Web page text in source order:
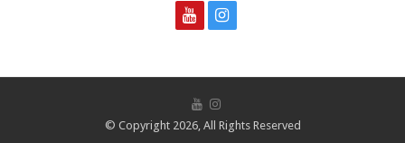
© Copyright 2026, All Rights Reserved